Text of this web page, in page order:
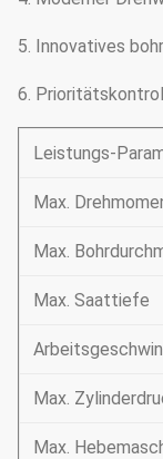
5. Innovatives
6.
Leistungs-
Max.
Max.
Max. Saattiefe
Max.
Max.